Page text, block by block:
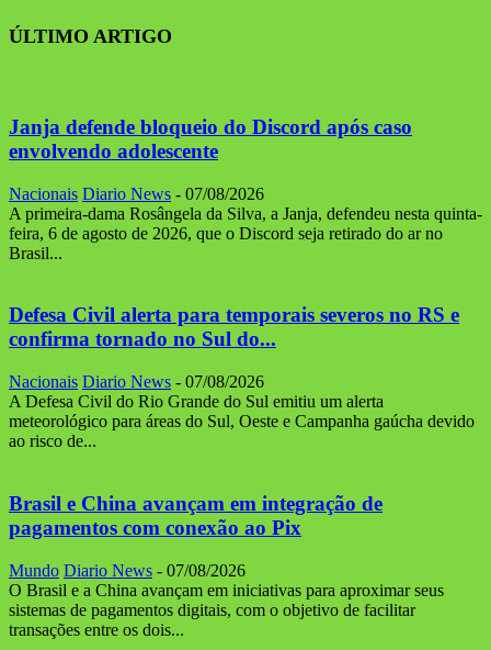
ÚLTIMO ARTIGO
Janja defende bloqueio do Discord após caso
envolvendo adolescente
Nacionais Diario News - 07/08/2026
A primeira-dama Rosângela da Silva, a Janja, defendeu nesta quinta-
feira, 6 de agosto de 2026, que o Discord seja retirado do ar no
Brasil...
Defesa Civil alerta para temporais severos no RS e
confirma tornado no Sul do...
Nacionais Diario News - 07/08/2026
A Defesa Civil do Rio Grande do Sul emitiu um alerta
meteorológico para áreas do Sul, Oeste e Campanha gaúcha devido
ao risco de...
Brasil e China avançam em integração de
pagamentos com conexão ao Pix
Mundo Diario News - 07/08/2026
O Brasil e a China avançam em iniciativas para aproximar seus
sistemas de pagamentos digitais, com o objetivo de facilitar
transações entre os dois...